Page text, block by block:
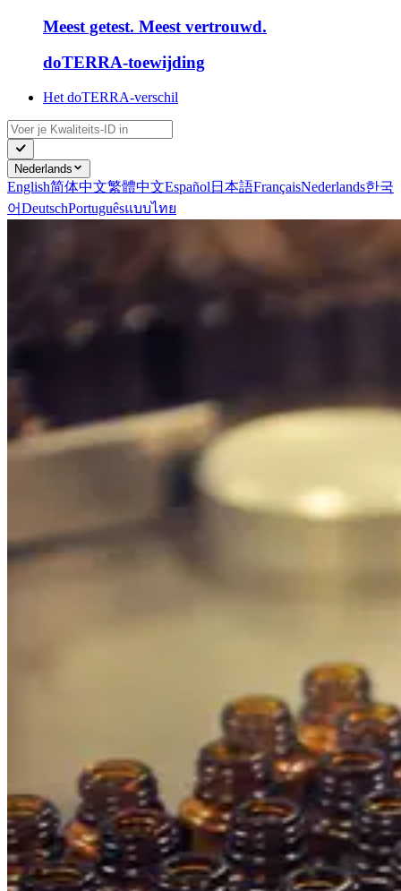
Meest getest. Meest vertrouwd.
doTERRA-toewijding
Het doTERRA-verschil
Nederlands
English简体中文繁體中文Español 日本語FrançaisNederlands한국
어DeutschPortuguêsแบบไทย